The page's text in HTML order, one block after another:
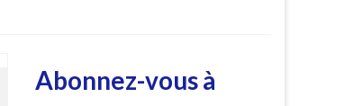
Abonnez-vous à